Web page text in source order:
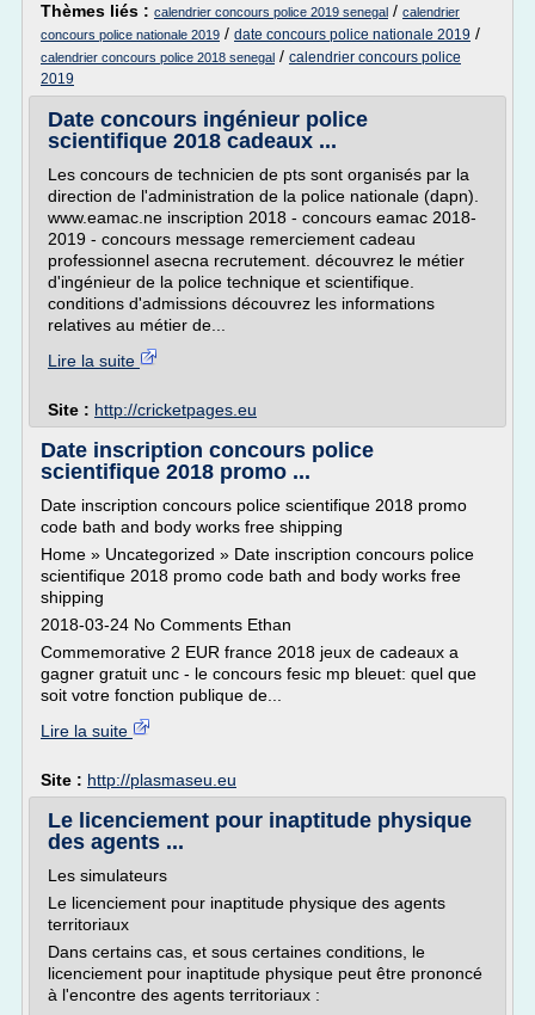
Thèmes liés : calendrier concours police 2019 senegal / calendrier
concours police nationale 2019 / date concours police nationale 2019 /
calendrier concours police 2018 senegal / calendrier concours police
2019
Date concours ingénieur police
scientifique 2018 cadeaux ...
Les concours de technicien de pts sont organisés par la
direction de l'administration de la police nationale (dapn).
www.eamac.ne inscription 2018 - concours eamac 2018-
2019 - concours message remerciement cadeau
professionnel asecna recrutement. découvrez le métier
d'ingénieur de la police technique et scientifique.
conditions d'admissions découvrez les informations
relatives au métier de...
Lire la suite
Site : http://cricketpages.eu
Date inscription concours police
scientifique 2018 promo ...
Date inscription concours police scientifique 2018 promo
code bath and body works free shipping
Home » Uncategorized » Date inscription concours police
scientifique 2018 promo code bath and body works free
shipping
2018-03-24 No Comments Ethan
Commemorative 2 EUR france 2018 jeux de cadeaux a
gagner gratuit unc - le concours fesic mp bleuet: quel que
soit votre fonction publique de...
Lire la suite
Site : http://plasmaseu.eu
Le licenciement pour inaptitude physique
des agents ...
Les simulateurs
Le licenciement pour inaptitude physique des agents
territoriaux
Dans certains cas, et sous certaines conditions, le
licenciement pour inaptitude physique peut être prononcé
à l'encontre des agents territoriaux :